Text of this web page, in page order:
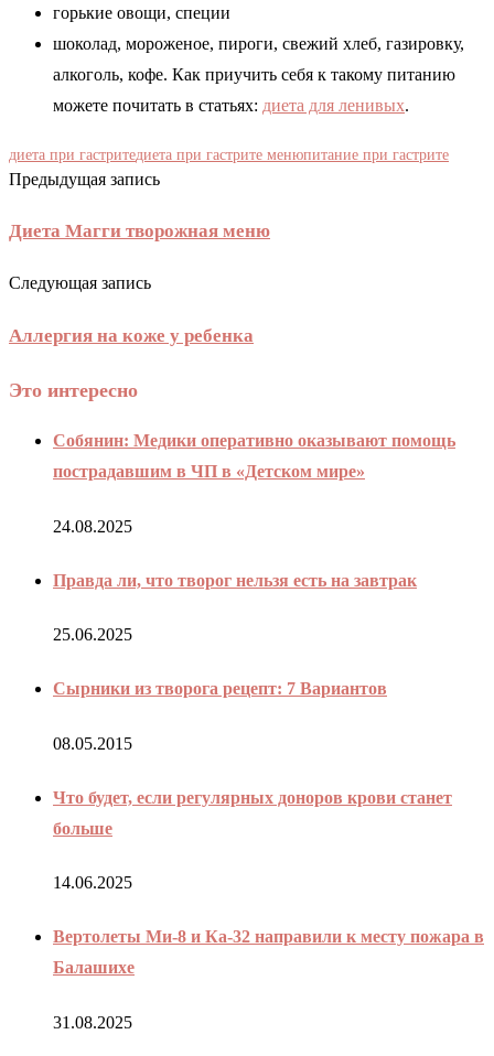
горькие овощи, специи
шоколад, мороженое, пироги, свежий хлеб, газировку,
алкоголь, кофе. Как приучить себя к такому питанию
можете почитать в статьях: диета для ленивых.
диета при гастритедиета при гастрите менюпитание при гастрите
Предыдущая запись
Диета Магги творожная меню
Следующая запись
Аллергия на коже у ребенка
Это интересно
Собянин: Медики оперативно оказывают помощь
пострадавшим в ЧП в «Детском мире»
24.08.2025
Правда ли, что творог нельзя есть на завтрак
25.06.2025
Сырники из творога рецепт: 7 Вариантов
08.05.2015
Что будет, если регулярных доноров крови станет
больше
14.06.2025
Вертолеты Ми-8 и Ка-32 направили к месту пожара в
Балашихе
31.08.2025